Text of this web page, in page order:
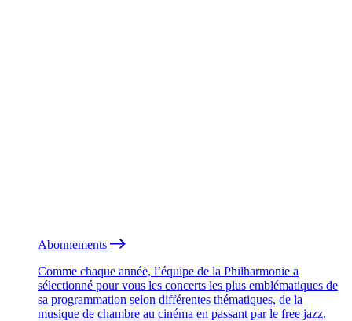
Abonnements
Comme chaque année, l’équipe de la Philharmonie a
sélectionné pour vous les concerts les plus emblématiques de
sa programmation selon différentes thématiques, de la
musique de chambre au cinéma en passant par le free jazz.